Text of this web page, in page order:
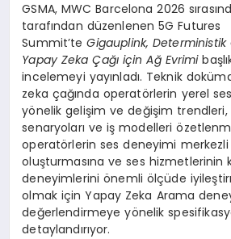
GSMA, MWC Barcelona 2026
tarafından düzenlenen 5G Futures
Summit’teGigauplink,
Yapay Zeka Çağı için Ağ Evrimi
incelemeyi yayınladı. Teknik
zeka çağında operatörlerin yerel
yönelik gelişim ve değişim
senaryoları ve iş modelleri
operatörlerin ses deneyimi
oluşturmasına ve ses hizmetlerinin
deneyimlerini önemli ölçüde
olmak için Yapay Zeka Arama
değerlendirmeye yönelik
detaylandırıyor.